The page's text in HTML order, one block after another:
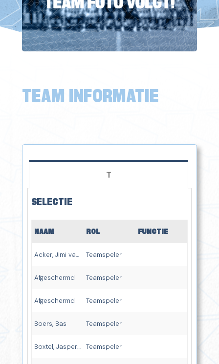
TEAM INFORMATIE
T
SELECTIE
NAAM ROL FUNCTIE
Acker, Jimi van den Teamspeler
Afgeschermd Teamspeler
Afgeschermd Teamspeler
Boers, Bas Teamspeler
Boxtel, Jasper van Teamspeler